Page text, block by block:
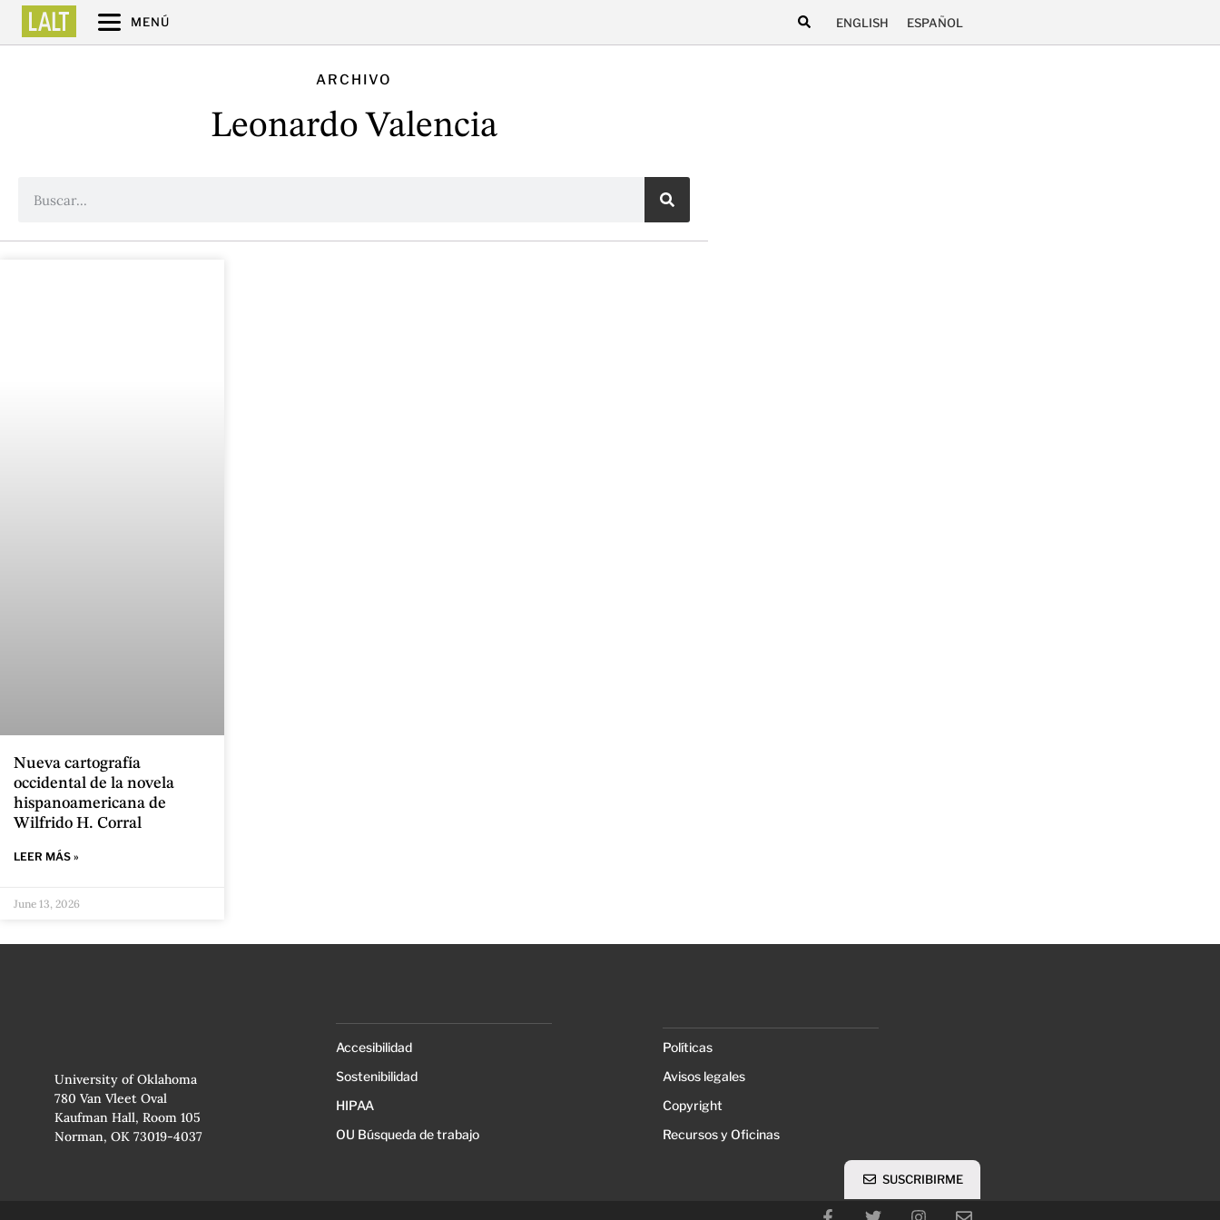
MENÚ ENGLISH ESPAÑOL
ARCHIVO
Leonardo Valencia
Nueva cartografía
occidental de la novela
hispanoamericana de
Wilfrido H. Corral
LEER MÁS »
June 13, 2026
University of Oklahoma
780 Van Vleet Oval
Kaufman Hall, Room 105
Norman, OK 73019-4037
Accesibilidad
Sostenibilidad
HIPAA
OU Búsqueda de trabajo
Políticas
Avisos legales
Copyright
Recursos y Oficinas
SUSCRIBIRME